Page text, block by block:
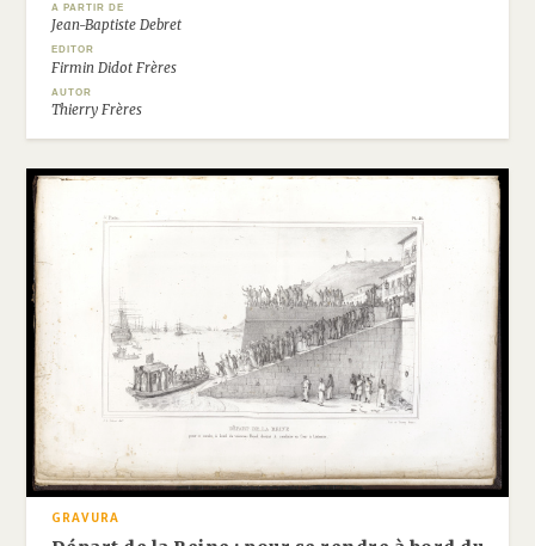
A PARTIR DE
Jean-Baptiste Debret
EDITOR
Firmin Didot Frères
AUTOR
Thierry Frères
GRAVURA